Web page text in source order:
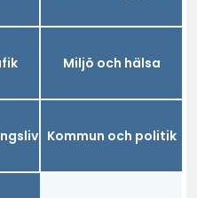
Miljö och hälsa
Kommun och politik